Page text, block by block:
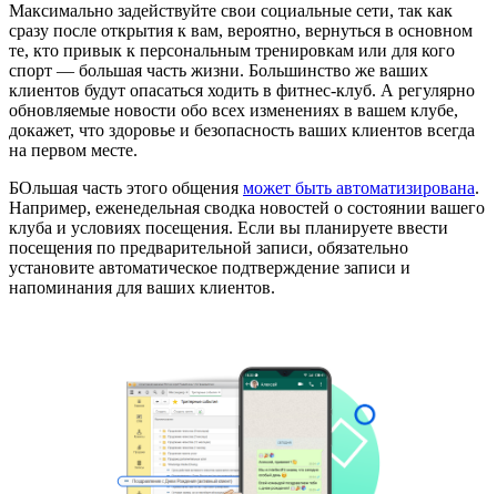
Максимально задействуйте свои социальные сети, так как
сразу после открытия к вам, вероятно, вернуться в основном
те, кто привык к персональным тренировкам или для кого
спорт — большая часть жизни. Большинство же ваших
клиентов будут опасаться ходить в фитнес-клуб. А регулярно
обновляемые новости обо всех изменениях в вашем клубе,
докажет, что здоровье и безопасность ваших клиентов всегда
на первом месте.
БОльшая часть этого общения может быть автоматизирована.
Например, еженедельная сводка новостей о состоянии вашего
клуба и условиях посещения. Если вы планируете ввести
посещения по предварительной записи, обязательно
установите автоматическое подтверждение записи и
напоминания для ваших клиентов.